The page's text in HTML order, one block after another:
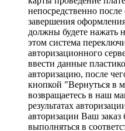
непосредственно
завершения
должны будете нажать
этом система
авторизационного
ввести данные
авторизацию, после
кнопкой "Вернуться в
возвращаетесь в наш
результатах
авторизации Ваш заказ
выполняться в